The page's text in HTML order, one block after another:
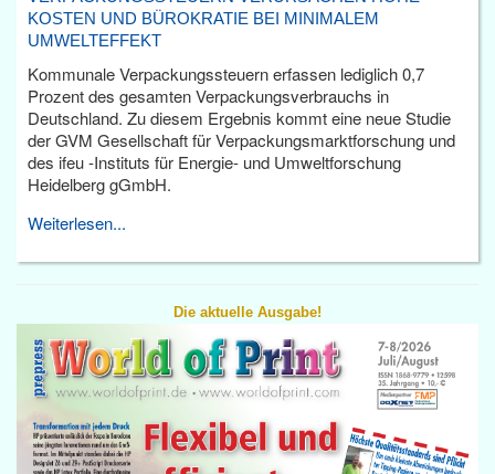
KOSTEN UND BÜROKRATIE BEI MINIMALEM
UMWELTEFFEKT
Kommunale Verpackungssteuern erfassen lediglich 0,7
Prozent des gesamten Verpackungsverbrauchs in
Deutschland. Zu diesem Ergebnis kommt eine neue Studie
der GVM Gesellschaft für Verpackungsmarktforschung und
des ifeu -Instituts für Energie- und Umweltforschung
Heidelberg gGmbH.
Weiterlesen...
Die aktuelle Ausgabe!